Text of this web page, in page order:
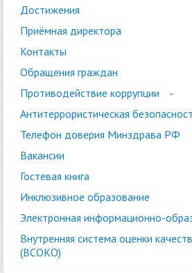
Достижения
Приёмная директора
Контакты
Обращения граждан
Противодействие коррупции
Антитеррористическая
Телефон доверия Минздрава РФ
Вакансии
Гостевая книга
Инклюзивное образование
Электронная информационно-
Внутренняя система оценки
(ВСОКО)